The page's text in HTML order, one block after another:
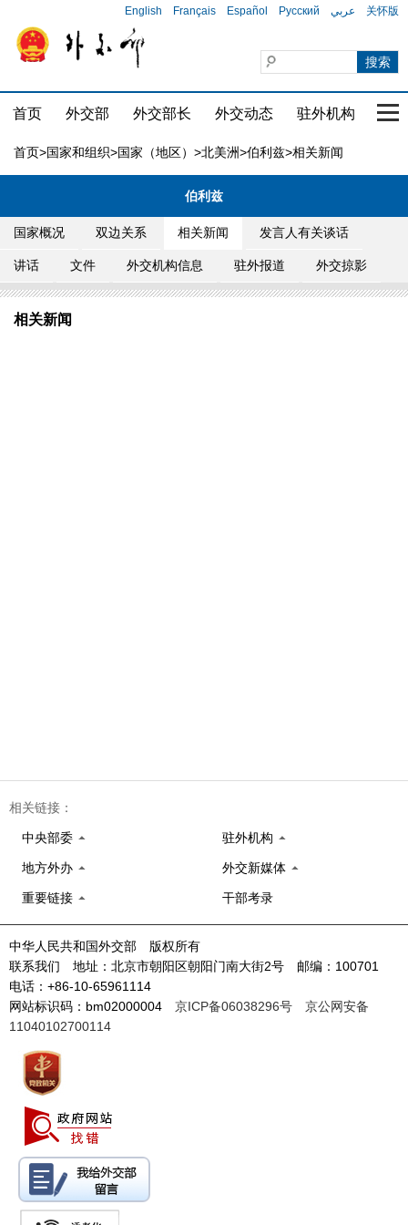
English Français Español Русский عربي 关怀版
首页 外交部 外交部长 外交动态 驻外机构 国
首页>国家和组织>国家（地区） >北美洲>伯利兹>相关新闻
伯利兹
国家概况 双边关系 相关新闻 发言人有关谈话
讲话 文件 外交机构信息 驻外报道 外交掠影
相关新闻
相关链接：
中央部委 驻外机构
地方外办 外交新媒体
重要链接 干部考录
中华人民共和国外交部 版权所有
联系我们 地址：北京市朝阳区朝阳门南大街2号 邮编：100701
电话：+86-10-65961114
网站标识码：bm02000004 京ICP备06038296号
京公网安备
11040102700114